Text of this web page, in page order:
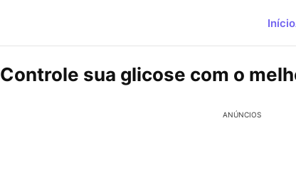
Início
Controle sua glicose com o
ANÚNCIOS